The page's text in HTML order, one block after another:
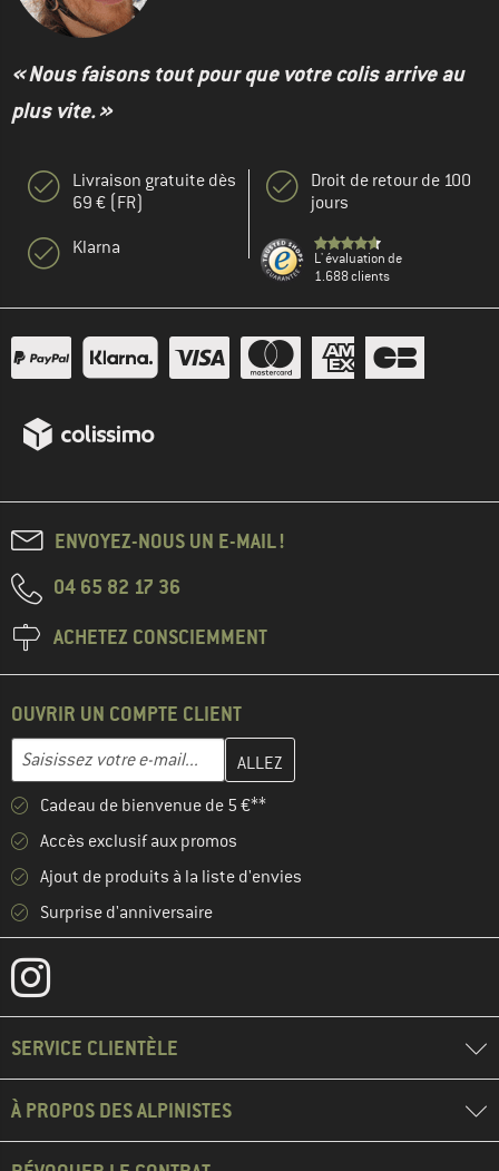
« Nous faisons tout pour que votre colis arrive au
plus vite. »
Livraison gratuite dès
69 € (FR)
Klarna
Droit de retour de 100
jours
L' évaluation de
1.688 clients
ENVOYEZ-NOUS UN E-MAIL !
04 65 82 17 36
ACHETEZ CONSCIEMMENT
OUVRIR UN COMPTE CLIENT
Adresse e-mail
Entrez votre adresse e-mail ici et créez votre compte client à la
Cadeau de bienvenue de 5 €**
Accès exclusif aux promos
Ajout de produits à la liste d'envies
Surprise d'anniversaire
SERVICE CLIENTÈLE
À PROPOS DES ALPINISTES